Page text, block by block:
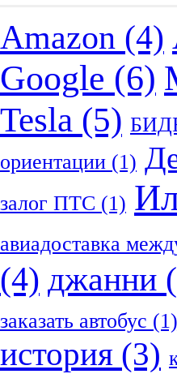
Amazon (4)
Google (6)
Tesla (5)
ориентации (1)
залог ПТС (1)
авиадоставка
(4) джанни
заказать автобус (1)
история (3)